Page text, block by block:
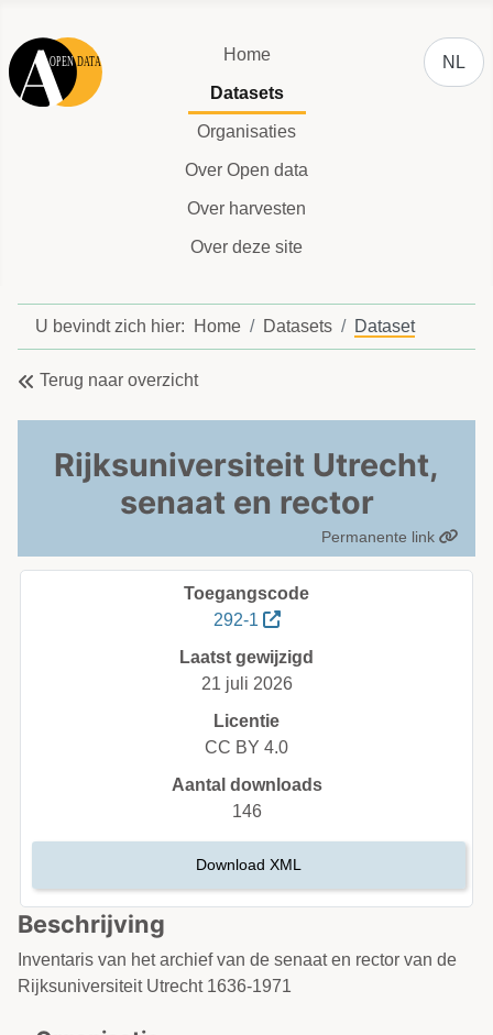
Home
Datasets
Organisaties
Over Open data
Over harvesten
Over deze site
NL
U bevindt zich hier: Home Datasets Dataset
Terug naar overzicht
Rijksuniversiteit Utrecht,
senaat en rector
Permanente link
Beschrijving
Inventaris van het archief van de senaat en rector van de
Rijksuniversiteit Utrecht 1636-1971
Toegangscode
292-1
Laatst gewijzigd
21 juli 2026
Licentie
CC BY 4.0
Aantal downloads
146
Download XML